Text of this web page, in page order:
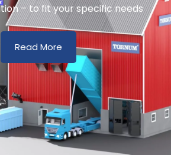
– to fit your specific needs
Read More